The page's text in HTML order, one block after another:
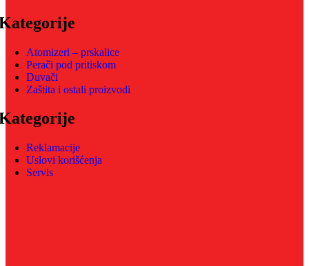
Atomizeri – prskalice
Perači pod pritiskom
Duvači
Zaštita i ostali proizvodi
Reklamacije
Uslovi korišćenja
Servis